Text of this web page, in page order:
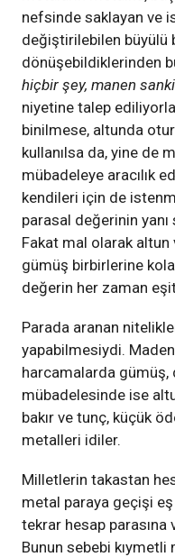
nefsinde saklayan ve
değiştirilebilen büyülü
dönüşebildiklerinden
hiçbir şey, manen
niyetine talep
binilmese, altunda
kullanılsa da, yine de
mübadeleye aracılık
kendileri için de
parasal değerinin
Fakat mal olarak
gümüş birbirlerine
değerin her zaman
Parada aranan
yapabilmesiydi.
harcamalarda gümüş,
mübadelesinde ise
bakır ve tunç, küçük
metalleri idiler.
Milletlerin takastan
metal paraya geçişi
tekrar hesap
Bunun sebebi